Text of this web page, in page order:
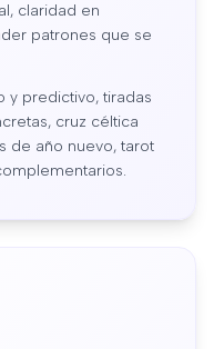
claridad en
patrones que se
y predictivo, tiradas
cruz céltica
de año nuevo, tarot